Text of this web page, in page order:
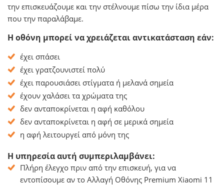
την επισκευάζουμε και την στέλνουμε πίσω την ίδια μέρα
που την παραλάβαμε.
Η οθόνη μπορεί να χρειάζεται αντικατάσταση εάν:
έχει σπάσει
έχει γρατζουνιστεί πολύ
έχει παρουσιάσει στίγματα ή μελανά σημεία
έχουν χαλάσει τα χρώματα της
δεν ανταποκρίνεται η αφή καθόλου
δεν ανταποκρίνεται η αφή σε μερικά σημεία
η αφή λειτουργεί από μόνη της
Η υπηρεσία αυτή συμπεριλαμβάνει:
Πλήρη έλεγχο πριν από την επισκευή, για να
εντοπίσουμε αν το Αλλαγή Οθόνης Premium Xiaomi 11